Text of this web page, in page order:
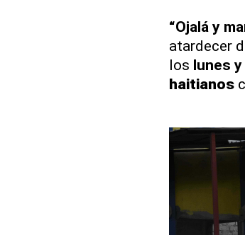
“Ojalá y
atardecer
los lunes
haitianos